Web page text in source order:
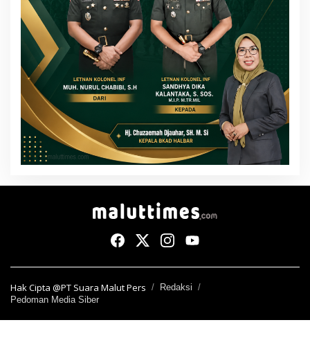
Hak Cipta @PT Suara Malut Pers
Redaksi
Pedoman Media Siber